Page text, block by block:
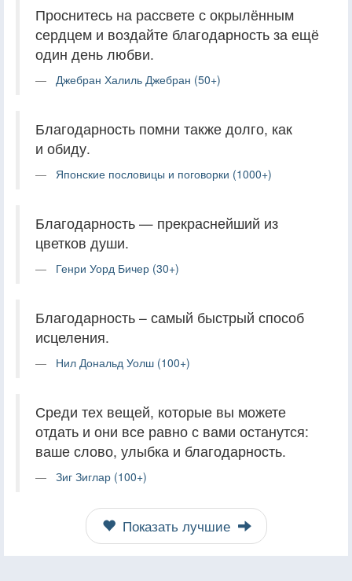
Проснитесь на рассвете с окрылённым
сердцем и воздайте благодарность за ещё
один день любви.
Джебран Халиль Джебран (50+)
Благодарность помни также долго, как
и обиду.
Японские пословицы и поговорки (1000+)
Благодарность — прекраснейший из
цветков души.
Генри Уорд Бичер (30+)
Благодарность – самый быстрый способ
исцеления.
Нил Дональд Уолш (100+)
Среди тех вещей, которые вы можете
отдать и они все равно с вами останутся:
ваше слово, улыбка и благодарность.
Зиг Зиглар (100+)
Показать лучшие